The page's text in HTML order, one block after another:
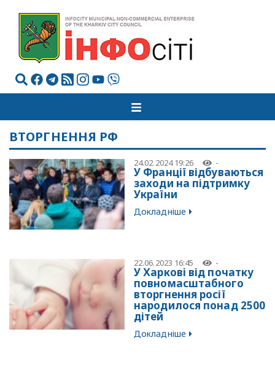
ВТОРГНЕННЯ РФ
24.02.2024 19:26 -
У Франції відбуваються
заходи на підтримку
України
Докладніше
22.06.2023 16:45 -
У Харкові від початку
повномасштабного
вторгнення росії
народилося понад 2500
дітей
Докладніше